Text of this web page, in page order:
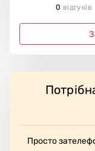
0 відгуків
Просто